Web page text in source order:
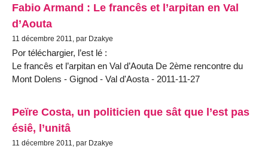
Fabio Armand : Le francês et l’arpitan en Val
d’Aouta
11 décembre 2011, par Dzakye
Por téléchargier, l’est lé :
Le francês et l’arpitan en Val d’Aouta De 2ème rencontre du
Mont Dolens - Gignod - Val d'Aosta - 2011-11-27
Peïre Costa, un politicien que sât que l’est pas
ésiê, l’unitâ
11 décembre 2011, par Dzakye